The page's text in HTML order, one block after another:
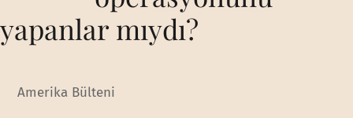
yapanlar mıydı?
Amerika Bülteni